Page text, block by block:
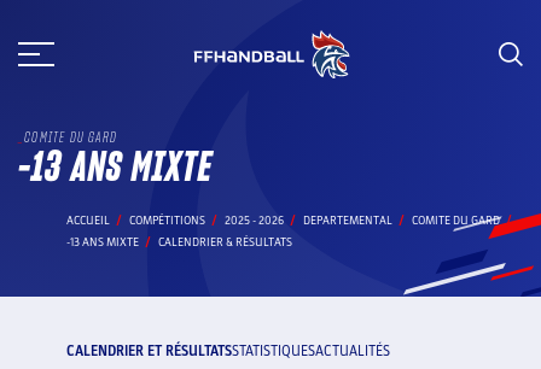
au
COMITE DU GARD
-13 ANS MIXTE
ACCUEIL COMPÉTITIONS 2025 - 2026 DEPARTEMENTAL
COMITE DU GARD
-13 ANS MIXTE
CALENDRIER & RÉSULTATS
CALENDRIER ET RÉSULTATSSTATISTIQUESACTUALITÉS